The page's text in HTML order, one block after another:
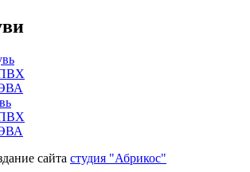
ПВХ
ПВХ
сайта студия "Абрикос"